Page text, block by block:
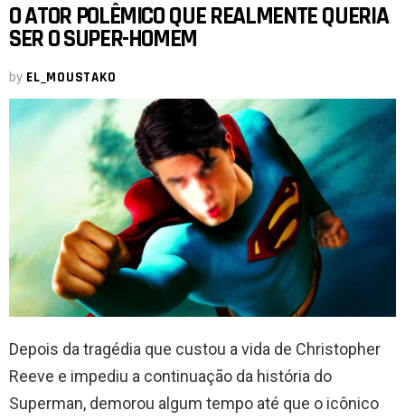
O ATOR POLÊMICO QUE REALMENTE QUERIA
SER O SUPER-HOMEM
by EL_MOUSTAKO
Depois da tragédia que custou a vida de Christopher
Reeve e impediu a continuação da história do
Superman, demorou algum tempo até que o icônico